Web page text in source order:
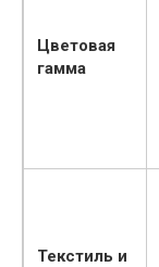
Цветовая
гамма
Текстиль и